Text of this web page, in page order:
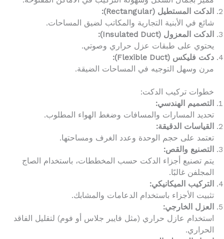
الدكت المستطيل (Rectangular):
شائع في الأبنية التجارية والمكاتب لضيق المساحات.
الدكت المعزول (Insulated Duct):
يحتوي على طبقات عزل حراري وصوتي.
دكت فليكس (Flexible Duct):
مرن وسهل التوجيه في المساحات الضيقة.
خطوات تركيب الدكت:
التصميم الهندسي:
تحديد المسارات والمسافات وضغط الهواء المطلوب.
القياسات الدقيقة:
تعتمد على حجم الوحدة وعدد الغرف ومساحتها.
التصنيع والقص:
يتم تصنيع أجزاء الدكت حسب المخططات، باستخدام الصاج
المجلفن غالبًا.
التركيب الميكانيكي:
تثبيت الأجزاء باستخدام الدعامات والمشابك.
العزل الخارجي:
استخدام عازل حراري (مثل فايبر جلاس أو فوم) لتقليل الفاقد
الحراري.